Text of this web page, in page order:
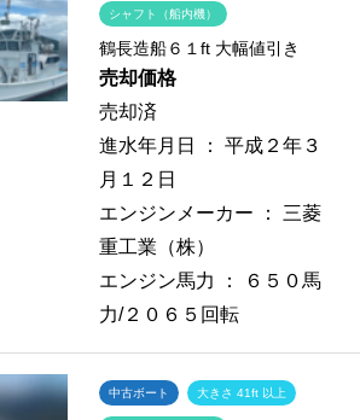
シャフト（船内機）
鶴長造船６１ft 大幅値引き
売却価格
売却済
進水年月日 ： 平成２年３
月１２日
エンジンメーカー ： 三菱
重工業（株）
エンジン馬力 ：
６５０馬
力/２０６５回転
中古ボート 大きさ 41ft 以上